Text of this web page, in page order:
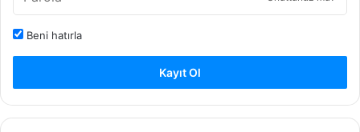
Beni hatırla
Kayıt Ol